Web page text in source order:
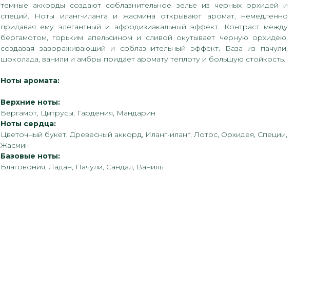
темные аккорды создают соблазнительное зелье из черных орхидей и
специй. Ноты иланг-иланга и жасмина открывают аромат, немедленно
придавая ему элегантный и афродизиакальный эффект. Контраст между
бергамотом, горьким апельсином и сливой окутывает черную орхидею,
создавая завораживающий и соблазнительный эффект. База из пачули,
шоколада, ванили и амбры придает аромату теплоту и большую стойкость.
Ноты аромата:
Верхние ноты:
Бергамот, Цитрусы, Гардения, Мандарин
Ноты сердца:
Цветочный букет, Древесный аккорд, Иланг-иланг, Лотос, Орхидея, Специи,
Жасмин
Базовые ноты:
Благовония, Ладан, Пачули, Сандал, Ваниль